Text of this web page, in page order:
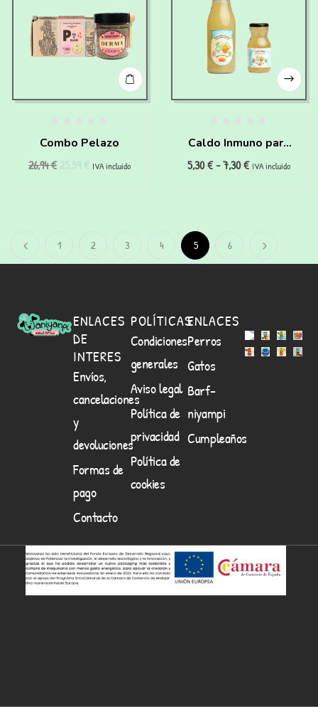
Combo Pelazo
26,94€ IVA incluido
Caldo Inmuno para
cachorros
5,30€ - 7,30€ IVA incluido
1 2 3 4 5 6
ENLACES
DE
INTERES
Envíos,
cancelaciones
y
devoluciones
Formas de
pago
Contacto
POLÍTICAS
Condiciones
generales
Aviso legal
Política de
privacidad
Política de
cookies
ENLACES
Perros
Gatos
Barf-
niyampi
Cumpleaños